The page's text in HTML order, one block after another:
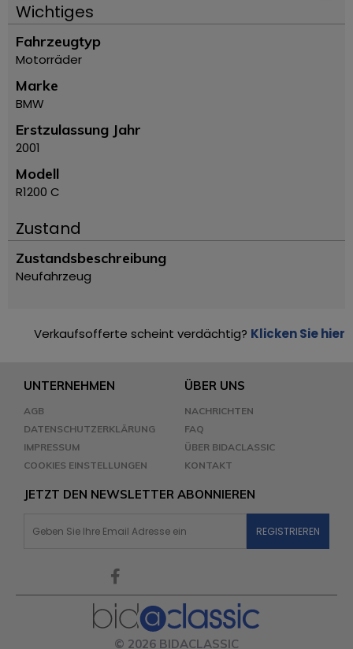
Wichtiges
Fahrzeugtyp
Motorräder
Marke
BMW
Erstzulassung Jahr
2001
Modell
R1200 C
Zustand
Zustandsbeschreibung
Neufahrzeug
Verkaufsofferte scheint verdächtig? Klicken Sie hier
UNTERNEHMEN
AGB
DATENSCHUTZERKLÄRUNG
IMPRESSUM
COOKIES EINSTELLUNGEN
ÜBER UNS
NACHRICHTEN
FAQ
ÜBER BIDACLASSIC
KONTAKT
JETZT DEN NEWSLETTER ABONNIEREN
© 2026 BIDACLASSIC